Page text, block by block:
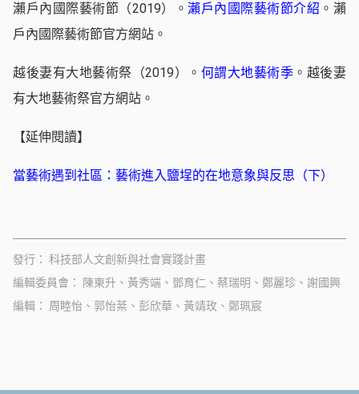
瀨戶內國際藝術節（2019）。瀨戶內國際藝術節介紹 。瀨
戶內國際藝術節官方網站。
越後妻有大地藝術祭（2019）。 何謂大地藝術季 。越後妻
有大地藝術祭官方網站。
【延伸閱讀】
當藝術遇到社區：藝術進入鹽埕的在地意象與反思（下）
發行
科技部人文創新與社會實踐計畫
編輯委員會
陳東升、黃秀端、鄧育仁、蔡瑞明、鄭麗珍、謝國興
編輯
周睦怡、郭怡棻、彭欣華、黃靖玫、鄭珮宸